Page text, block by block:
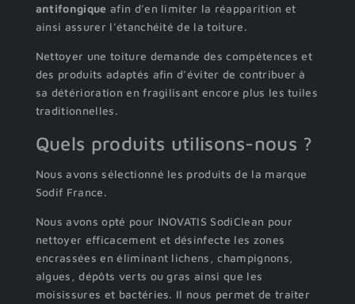
antifongique afin d’en limiter la réapparition et
ainsi assurer l’étanchéité de la toiture.
Nettoyer une toiture demande des compétences et
des produits adaptés afin d’éviter de contribuer à
sa détérioration en fragilisant encore plus les tuiles
traditionnelles.
Quels produits utilisons-nous ?
Nous avons sélectionné les produits de la marque
Sodif France.
Nous avons opté pour INOVATIS SodiClean pour
nettoyer efficacement et désinfecte les zones
encrassées en éliminant lichens, champignons,
algues, dépôts verts ou gras ainsi que les
moisissures et bactéries. Il nous permet de traiter